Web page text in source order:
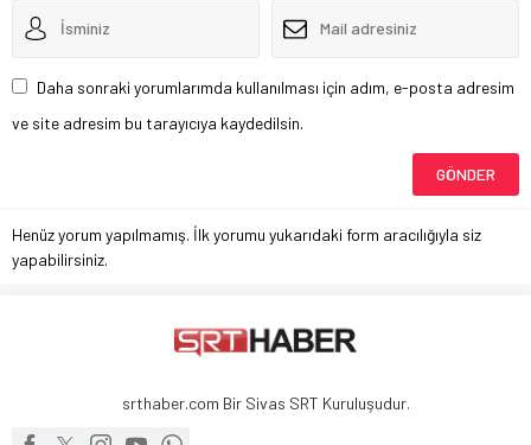
Daha sonraki yorumlarımda kullanılması için adım, e-posta adresim
ve site adresim bu tarayıcıya kaydedilsin.
Henüz yorum yapılmamış. İlk yorumu yukarıdaki form aracılığıyla siz
yapabilirsiniz.
srthaber.com Bir Sivas SRT Kuruluşudur.